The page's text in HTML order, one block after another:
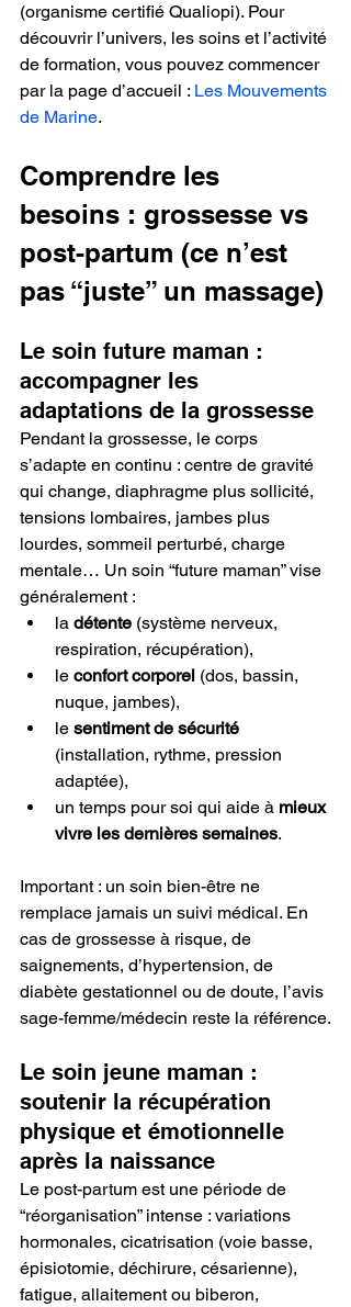
(organisme certifié Qualiopi). Pour
découvrir l’univers, les soins et l’activité
de formation, vous pouvez commencer
par la page d’accueil : Les Mouvements
de Marine.
Comprendre les
besoins : grossesse vs
post-partum (ce n’est
pas “juste” un massage)
Le soin future maman :
accompagner les
adaptations de la grossesse
Pendant la grossesse, le corps
s’adapte en continu : centre de gravité
qui change, diaphragme plus sollicité,
tensions lombaires, jambes plus
lourdes, sommeil perturbé, charge
mentale… Un soin “future maman” vise
généralement :
la détente (système nerveux,
respiration, récupération),
le confort corporel (dos, bassin,
nuque, jambes),
le sentiment de sécurité
(installation, rythme, pression
adaptée),
un temps pour soi qui aide à mieux
vivre les dernières semaines.
Important : un soin bien-être ne
remplace jamais un suivi médical. En
cas de grossesse à risque, de
saignements, d’hypertension, de
diabète gestationnel ou de doute, l’avis
sage-femme/médecin reste la référence.
Le soin jeune maman :
soutenir la récupération
physique et émotionnelle
après la naissance
Le post-partum est une période de
“réorganisation” intense : variations
hormonales, cicatrisation (voie basse,
épisiotomie, déchirure, césarienne),
fatigue, allaitement ou biberon,